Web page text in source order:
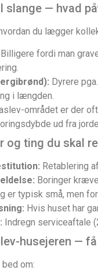
slange — hvad
du lægger
Billigere fordi man
Dyrere
i længden.
området er der
ud fra
og ting du skal
Retablering
Boringer
er typisk små, men
Hvis huset har
Indregn serviceaftale
husejeren —
om: